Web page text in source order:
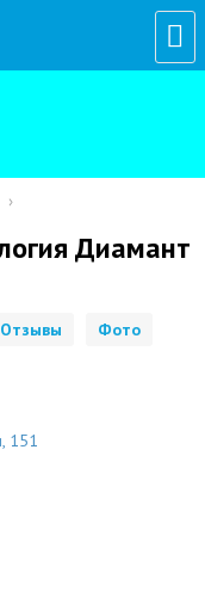
›
Диамант
Отзывы Фото
151